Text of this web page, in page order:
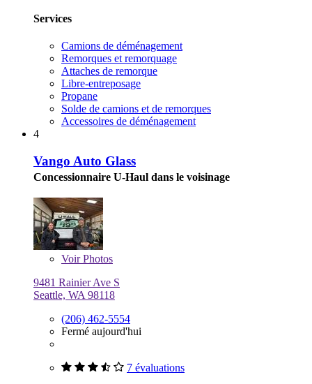
Services
Camions de déménagement
Remorques et remorquage
Attaches de remorque
Libre-entreposage
Propane
Solde de camions et de remorques
Accessoires de déménagement
4
Vango Auto Glass
Concessionnaire U-Haul dans le voisinage
VoirPhotos
9481 Rainier Ave S
Seattle, WA 98118
(206) 462-5554
Fermé aujourd'hui
7 évaluations